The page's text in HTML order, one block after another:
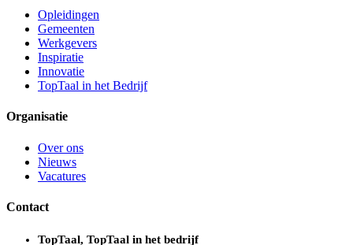
Opleidingen
Gemeenten
Werkgevers
Inspiratie
Innovatie
TopTaal in het Bedrijf
Organisatie
Over ons
Nieuws
Vacatures
Contact
TopTaal, TopTaal in het bedrijf